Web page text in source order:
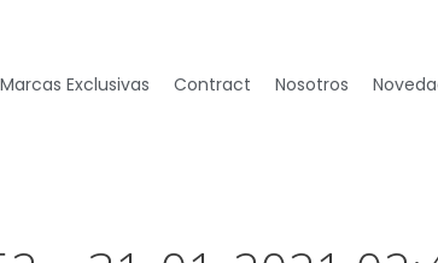
Marcas Exclusivas Contract Nosotros